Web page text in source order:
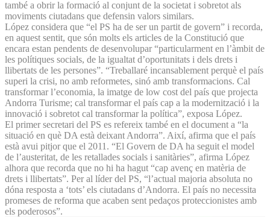
també a obrir la formació al conjunt de la societat i sobretot als
moviments ciutadans que defensin valors similars.
López considera que “el PS ha de ser un partit de govern” i recorda,
en aquest sentit, que són molts els articles de la Constitució que
encara estan pendents de desenvolupar “particularment en l’àmbit de
les polítiques socials, de la igualtat d’oportunitats i dels drets i
llibertats de les persones”. “Treballaré incansablement perquè el país
superi la crisi, no amb reformetes, sinó amb transformacions. Cal
transformar l’economia, la imatge de low cost del país que projecta
Andorra Turisme; cal transformar el país cap a la modernització i la
innovació i sobretot cal transformar la política”, exposa López.
El primer secretari del PS es refereix també en el document a “la
situació en què DA està deixant Andorra”. Així, afirma que el país
està avui pitjor que el 2011. “El Govern de DA ha seguit el model
de l’austeritat, de les retallades socials i sanitàries”, afirma López
alhora que recorda que no hi ha hagut “cap avenç en matèria de
drets i llibertats”. Per al líder del PS, “l’actual majoria absoluta no
dóna resposta a ‘tots’ els ciutadans d’Andorra. El país no necessita
promeses de reforma que acaben sent pedaços proteccionistes amb
els poderosos”.